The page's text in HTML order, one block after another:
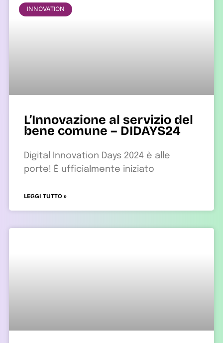
INNOVATION
L’Innovazione al servizio del
bene comune – DIDAYS24
Digital Innovation Days 2024 è alle
porte! È ufficialmente iniziato
LEGGI TUTTO »